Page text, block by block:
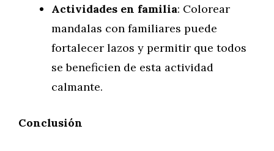
Actividades en familia: Colorear
mandalas con familiares puede
fortalecer lazos y permitir que todos
se beneficien de esta actividad
calmante.
Conclusión